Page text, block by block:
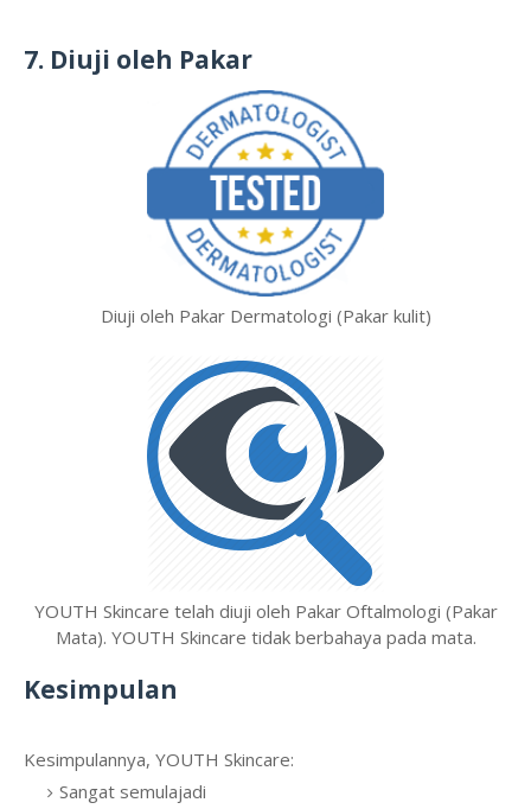
7. Diuji oleh Pakar
Diuji oleh Pakar Dermatologi (Pakar kulit)
YOUTH Skincare telah diuji oleh Pakar Oftalmologi (Pakar
Mata). YOUTH Skincare tidak berbahaya pada mata.
Kesimpulan
Kesimpulannya, YOUTH Skincare:
Sangat semulajadi